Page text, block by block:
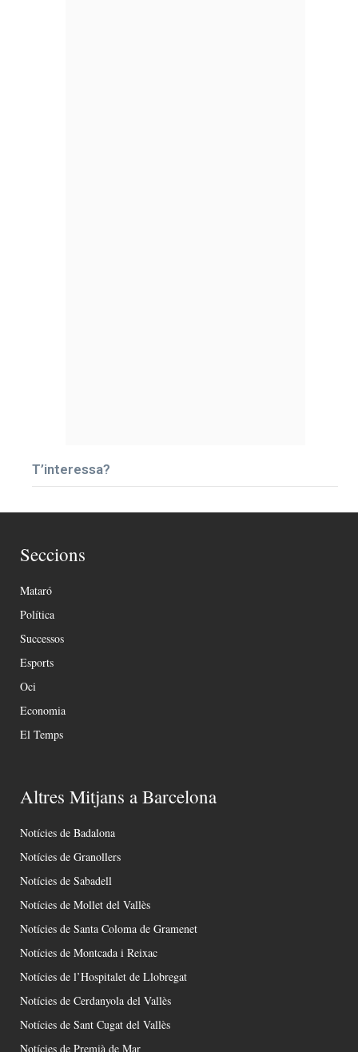
T’interessa?
Seccions
Mataró
Política
Successos
Esports
Oci
Economia
El Temps
Altres Mitjans a Barcelona
Notícies de Badalona
Notícies de Granollers
Notícies de Sabadell
Notícies de Mollet del Vallès
Notícies de Santa Coloma de Gramenet
Notícies de Montcada i Reixac
Notícies de l’Hospitalet de Llobregat
Notícies de Cerdanyola del Vallès
Notícies de Sant Cugat del Vallès
Notícies de Premià de Mar